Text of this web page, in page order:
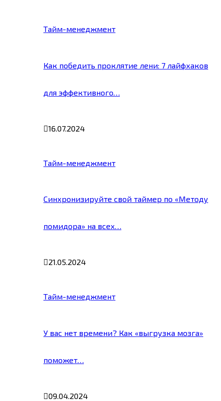
Тайм-менеджмент
Как победить проклятие лени: 7 лайфхаков
для эффективного…
16.07.2024
Тайм-менеджмент
Синхронизируйте свой таймер по «Методу
помидора» на всех…
21.05.2024
Тайм-менеджмент
У вас нет времени? Как «выгрузка мозга»
поможет…
09.04.2024